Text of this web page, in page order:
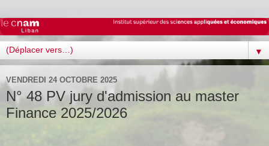
▼
VENDREDI 24 OCTOBRE 2025
N° 48 PV jury d'admission au master
Finance 2025/2026